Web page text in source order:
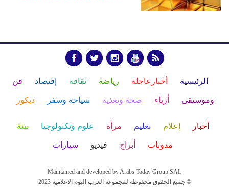
الرئيسية أخبارعاجلة رياضة ثقافة إقتصاد فن
وموسيقى أزياء صحة وتغذية سياحة وسفر ديكور
أخبار إعلام تعليم مرأة علوم وتكنولوجيا بيئة
مدونات أبراج فيديو سيارات
Maintained and developed by Arabs Today Group SAL
جميع الحقوق محفوظة لمجموعة العرب اليوم الاعلامية 2023 ©